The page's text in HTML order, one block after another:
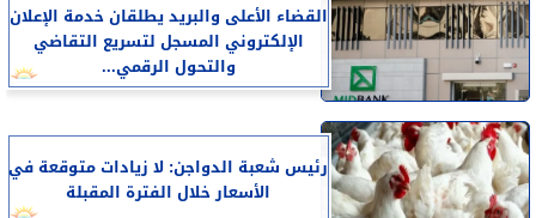
القضاء الأعلى والبريد يطلقان خدمة الإعلان
الإلكتروني المسجل لتسريع التقاضي
والتحول الرقمي...
رئيس شعبة الدواجن: لا زيادات متوقعة في
الأسعار خلال الفترة المقبلة